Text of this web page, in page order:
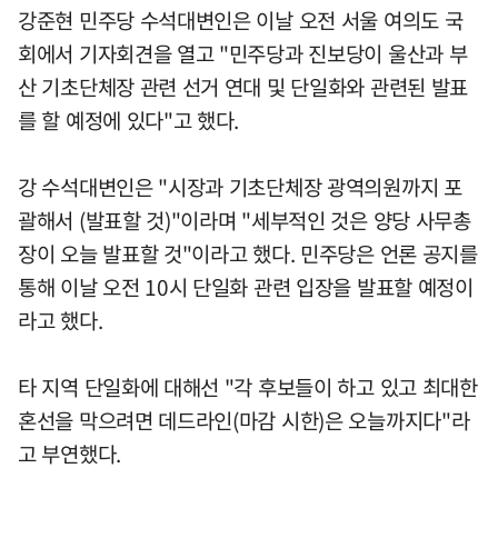
강준현 민주당 수석대변인은 이날 오전 서울 여의도 국
회에서 기자회견을 열고 "민주당과 진보당이 울산과 부
산 기초단체장 관련 선거 연대 및 단일화와 관련된 발표
를 할 예정에 있다"고 했다.
강 수석대변인은 "시장과 기초단체장 광역의원까지 포
괄해서 (발표할 것)"이라며 "세부적인 것은 양당 사무총
장이 오늘 발표할 것"이라고 했다. 민주당은 언론 공지를
통해 이날 오전 10시 단일화 관련 입장을 발표할 예정이
라고 했다.
타 지역 단일화에 대해선 "각 후보들이 하고 있고 최대한
혼선을 막으려면 데드라인(마감 시한)은 오늘까지다"라
고 부연했다.